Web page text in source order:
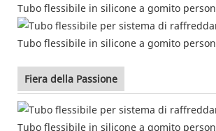
Fiera della Passione